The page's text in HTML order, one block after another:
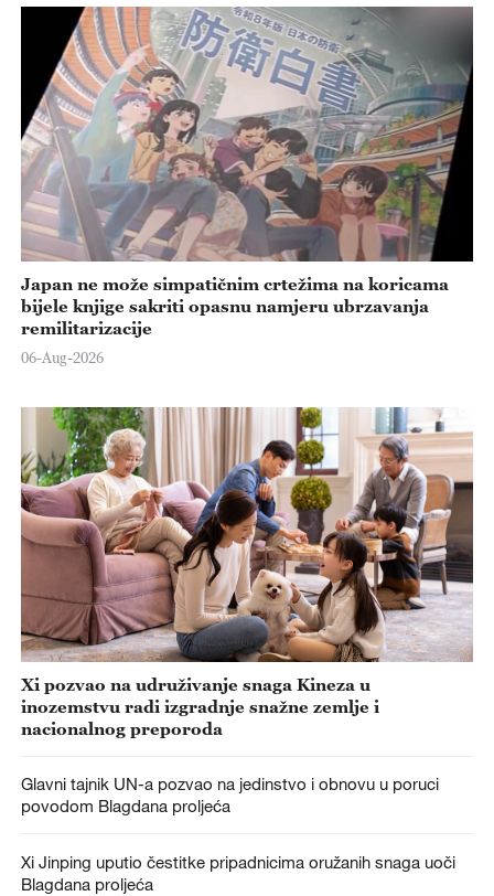
Japan ne može simpatičnim crtežima na koricama
bijele knjige sakriti opasnu namjeru ubrzavanja
remilitarizacije
06-Aug-2026
Xi pozvao na udruživanje snaga Kineza u
inozemstvu radi izgradnje snažne zemlje i
nacionalnog preporoda
Glavni tajnik UN-a pozvao na jedinstvo i obnovu u poruci
povodom Blagdana proljeća
Xi Jinping uputio čestitke pripadnicima oružanih snaga uoči
Blagdana proljeća